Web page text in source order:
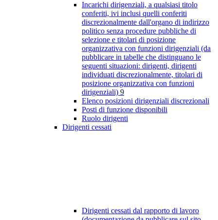
Incarichi dirigenziali, a qualsiasi titolo
conferiti, ivi inclusi quelli conferiti
discrezionalmente dall'organo di indirizzo
politico senza procedure pubbliche di
selezione e titolari di posizione
organizzativa con funzioni dirigenziali (da
pubblicare in tabelle che distinguano le
seguenti situazioni: dirigenti, dirigenti
individuati discrezionalmente, titolari di
posizione organizzativa con funzioni
dirigenziali) 9
Elenco posizioni dirigenziali discrezionali
Posti di funzione disponibili
Ruolo dirigenti
Dirigenti cessati
Dirigenti cessati dal rapporto di lavoro